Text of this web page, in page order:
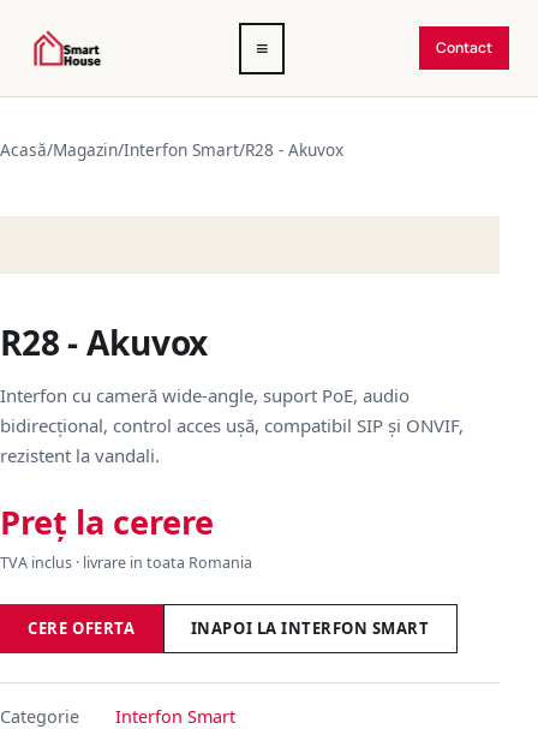
Deschide
meniul
≡ Contact
Acasă/Magazin/Interfon Smart/R28 - Akuvox
R28 - Akuvox
Interfon cu cameră wide-angle, suport PoE, audio
bidirecțional, control acces ușă, compatibil SIP și ONVIF,
rezistent la vandali.
Preț la cerere
TVA inclus · livrare in toata Romania
CERE OFERTA INAPOI LA INTERFON SMART
Categorie
Interfon Smart